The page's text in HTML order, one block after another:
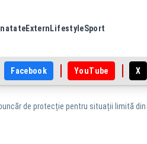
Extern LifestyleSport
Facebook YouTube X
de protecție pentru situații limită din